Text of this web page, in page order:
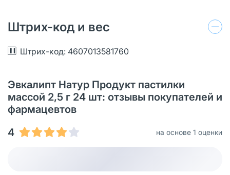
Штрих-код и вес
Штрих-код: 4607013581760
Эвкалипт Натур Продукт пастилки
массой 2,5 г 24 шт: отзывы покупателей и
фармацевтов
4
на основе 1 оценки